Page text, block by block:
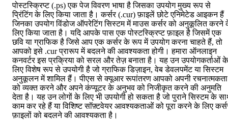
पोस्टस्क्रिप्ट (.ps) एक पेज विवरण भाषा है जिसका उपयोग मुख्य रूप से
प्रिंटिंग के लिए किया जाता है। कर्सर (.cur) फ़ाइलें छोटे एनिमेटेड आइकन हैं
जिनका उपयोग विंडोज ऑपरेटिंग सिस्टम में माउस कर्सर को अनुकूलित करने
लिए किया जाता है। यदि आपके पास एक पोस्टस्क्रिप्ट फ़ाइल है जिसमें एक
छवि या ग्राफिक है जिसे आप एक कर्सर के रूप में उपयोग करना चाहते हैं, तो
आपको इसे .cur प्रारूप में बदलने की आवश्यकता होगी। हमारा ऑनलाइन
कनवर्टर इस प्रक्रिया को सरल और तेज़ बनाता है। यह उन उपयोगकर्ताओं के
लिए विशेष रूप से उपयोगी है जो ग्राफिक डिज़ाइन, वेब डेवलपमेंट या सिस्टम
अनुकूलन में शामिल हैं। पीएस से क्यूआर रूपांतरण आपको अपनी रचनात्मकता
को व्यक्त करने और अपने कंप्यूटर के अनुभव को निजीकृत करने की अनुमति
देता है। यह उन लोगों के लिए भी उपयोगी हो सकता है जो पुराने सिस्टम के
काम कर रहे हैं या विशिष्ट सॉफ़्टवेयर आवश्यकताओं को पूरा करने के लिए
फ़ाइलों को बदलने की आवश्यकता है।